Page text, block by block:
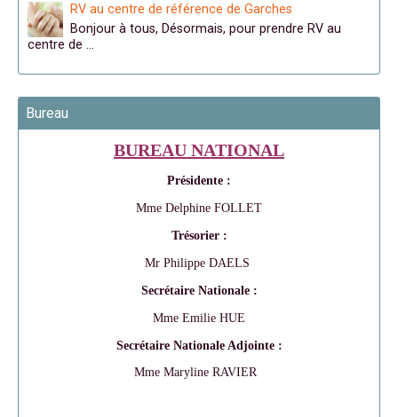
RV au centre de référence de Garches
Bonjour à tous, Désormais, pour prendre RV au
centre de …
Bureau
BUREAU NATIONAL
Présidente :
Mme Delphine FOLLET
Trésorier :
Mr Philippe DAELS
Secrétaire Nationale :
Mme Emilie HUE
Secrétaire Nationale Adjointe :
Mme Maryline RAVIER